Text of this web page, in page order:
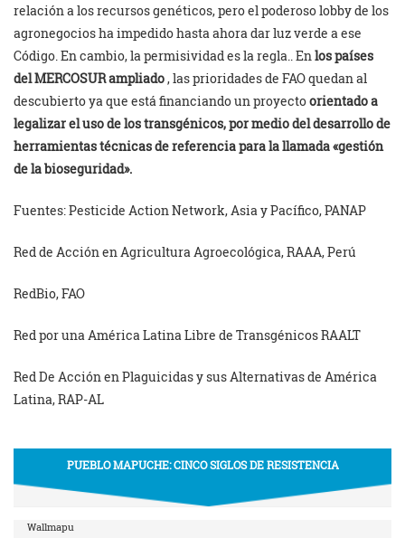
relación a los recursos genéticos, pero el poderoso lobby de los
agronegocios ha impedido hasta ahora dar luz verde a ese
Código. En cambio, la permisividad es la regla.. En los países
del MERCOSUR ampliado, las prioridades de FAO quedan al
descubierto ya que está financiando un proyectoorientado a
legalizar el uso de los transgénicos, por medio del desarrollo de
herramientas técnicas de referencia para la llamada «gestión
de la bioseguridad».
Fuentes: Pesticide Action Network, Asia y Pacífico, PANAP
Red de Acción en Agricultura Agroecológica, RAAA, Perú
RedBio, FAO
Red por una América Latina Libre de Transgénicos RAALT
Red De Acción en Plaguicidas y sus Alternativas de América
Latina, RAP-AL
PUEBLO MAPUCHE: CINCO SIGLOS DE RESISTENCIA
Wallmapu